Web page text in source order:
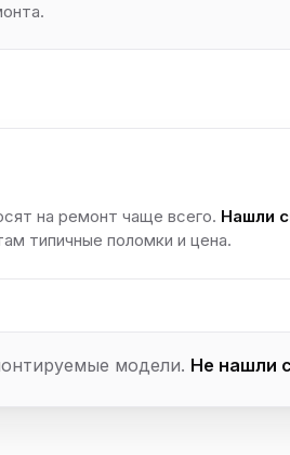
на ремонт чаще всего. Нашли
типичные поломки и цена.
модели. Не нашли